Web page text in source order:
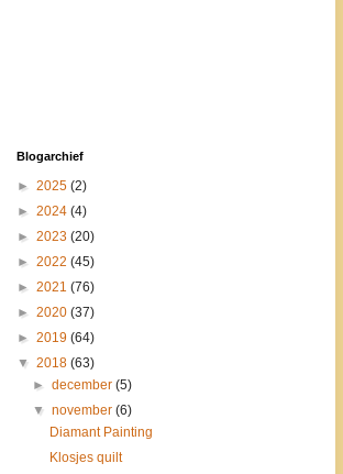
Blogarchief
► 2025 (2)
► 2024 (4)
► 2023 (20)
► 2022 (45)
► 2021 (76)
► 2020 (37)
► 2019 (64)
▼ 2018 (63)
►december(5)
▼november(6)
Diamant Painting
Klosjes quilt